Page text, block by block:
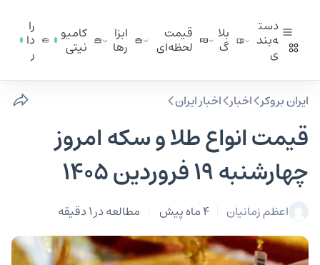
دست
ه‌بند
ی
بلا
گ
قیمت
لحظه‌ای
ابزا
ر‌ها
کامیو
نیتی
را
دا
ر
ایران بروکر اخبار اخبار ایران
قیمت انواع طلا و سکه امروز
چهارشنبه 19 فروردین 1405
اعظم زمانیان 4 ماه پیش مطالعه در 1 دقیقه